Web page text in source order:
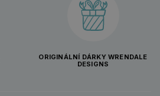
ORIGINÁLNÍ DÁRKY WRENDALE
DESIGNS